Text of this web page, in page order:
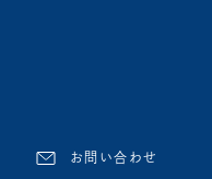
お問い合わせ